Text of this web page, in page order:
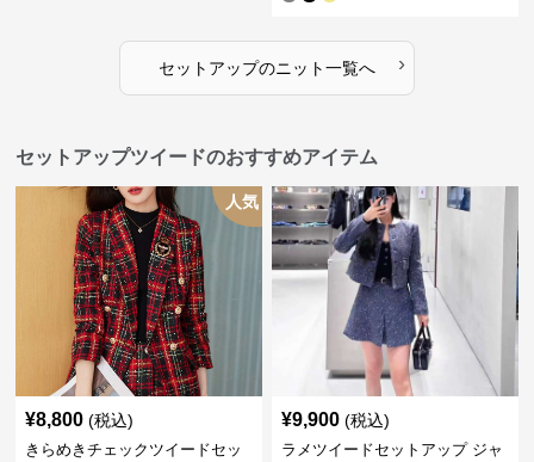
セットアップのニット一覧へ ›
セットアップツイードのおすすめアイテム
人気
¥8,800 (税込)
きらめきチェックツイードセッ
¥9,900 (税込)
ラメツイードセットアップ ジャ